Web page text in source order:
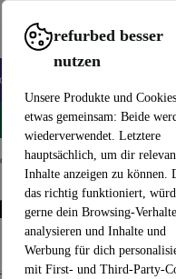
refurbed besser
nutzen
Unsere Produkte und
etwas gemeinsam: Beide
wiederverwendet. Letztere
hauptsächlich, um dir
Inhalte anzeigen zu können.
das richtig funktioniert,
gerne dein Browsing-
analysieren und Inhalte und
Werbung für dich
mit First- und Third-Party-
Verkaufen Hilfe
school
| 15.6-
Silver | Webcam | Win 11